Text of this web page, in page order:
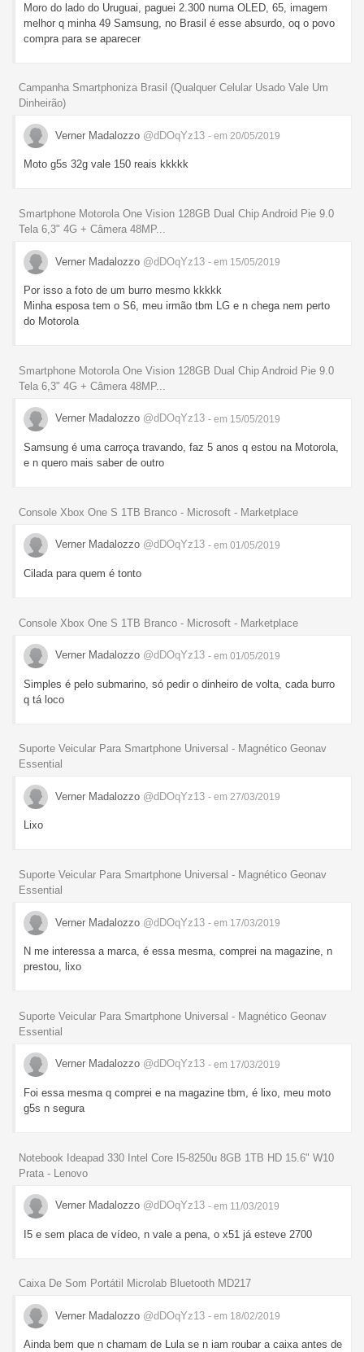
Moro do lado do Uruguai, paguei 2.300 numa OLED, 65, imagem
melhor q minha 49 Samsung, no Brasil é esse absurdo, oq o povo
compra para se aparecer
Campanha Smartphoniza Brasil (Qualquer Celular Usado Vale Um
Dinheirão)
Verner Madalozzo @dDOqYz13 - em 20/05/2019
Moto g5s 32g vale 150 reais kkkkk
Smartphone Motorola One Vision 128GB Dual Chip Android Pie 9.0
Tela 6,3" 4G + Câmera 48MP...
Verner Madalozzo @dDOqYz13 - em 15/05/2019
Por isso a foto de um burro mesmo kkkkk
Minha esposa tem o S6, meu irmão tbm LG e n chega nem perto
do Motorola
Smartphone Motorola One Vision 128GB Dual Chip Android Pie 9.0
Tela 6,3" 4G + Câmera 48MP...
Verner Madalozzo @dDOqYz13 - em 15/05/2019
Samsung é uma carroça travando, faz 5 anos q estou na Motorola,
e n quero mais saber de outro
Console Xbox One S 1TB Branco - Microsoft - Marketplace
Verner Madalozzo @dDOqYz13 - em 01/05/2019
Cilada para quem é tonto
Console Xbox One S 1TB Branco - Microsoft - Marketplace
Verner Madalozzo @dDOqYz13 - em 01/05/2019
Simples é pelo submarino, só pedir o dinheiro de volta, cada burro
q tá loco
Suporte Veicular Para Smartphone Universal - Magnético Geonav
Essential
Verner Madalozzo @dDOqYz13 - em 27/03/2019
Lixo
Suporte Veicular Para Smartphone Universal - Magnético Geonav
Essential
Verner Madalozzo @dDOqYz13 - em 17/03/2019
N me interessa a marca, é essa mesma, comprei na magazine, n
prestou, lixo
Suporte Veicular Para Smartphone Universal - Magnético Geonav
Essential
Verner Madalozzo @dDOqYz13 - em 17/03/2019
Foi essa mesma q comprei e na magazine tbm, é lixo, meu moto
g5s n segura
Notebook Ideapad 330 Intel Core I5-8250u 8GB 1TB HD 15.6" W10
Prata - Lenovo
Verner Madalozzo @dDOqYz13 - em 11/03/2019
I5 e sem placa de vídeo, n vale a pena, o x51 já esteve 2700
Caixa De Som Portátil Microlab Bluetooth MD217
Verner Madalozzo @dDOqYz13 - em 18/02/2019
Ainda bem que n chamam de Lula se n iam roubar a caixa antes de